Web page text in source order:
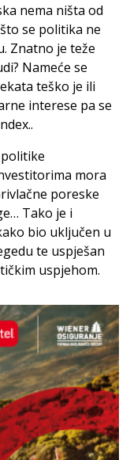
nema ništa od
se politika ne
Znatno je teže
Nameće se
teško je ili
interese pa se
mora
poreske
Tako je i
bio uključen u
te uspješan
uspjehom.